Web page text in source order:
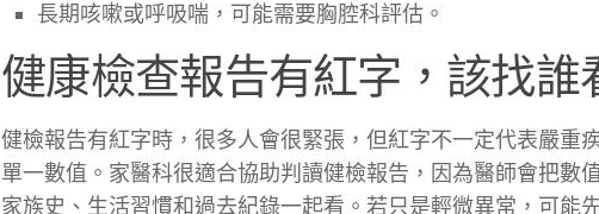
長期咳嗽或呼吸喘，可能需要胸腔科評估。
健康檢查報告有紅字，該找誰
健檢報告有紅字時，很多人會很緊張，但紅字不一定代表嚴重
單一數值。家醫科很適合協助判讀健檢報告，因為醫師會把數
家族史、生活習慣和過去紀錄一起看。若只是輕微異常，可能